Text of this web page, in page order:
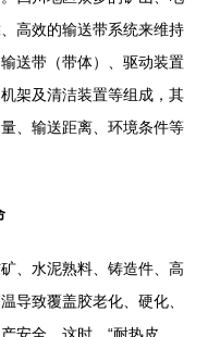
高效的输送带系统来维持
送带（带体）、驱动装置
架及清洁装置等组成，其
、输送距离、环境条件等
、水泥熟料、铸造件、高
导致覆盖胶老化、硬化、